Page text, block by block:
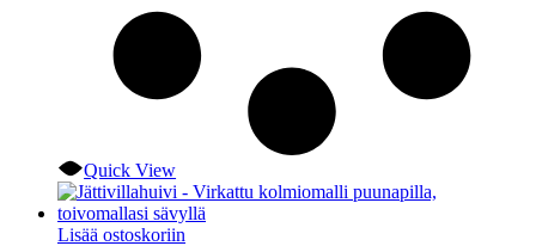
Quick View
Lisää ostoskoriin